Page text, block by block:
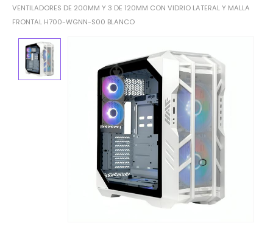
VENTILADORES DE 200MM Y 3 DE 120MM CON VIDRIO LATERAL Y MALLA
FRONTAL H700-WGNN-S00 BLANCO